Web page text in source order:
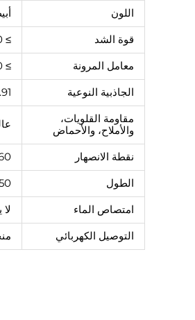
اللون
قوة الشد ≥ 450 ميجا باسكال
معامل المرونة ≥ 4000 ميجا باسكال
الجاذبية النوعية
مقاومة القلويات،
والأملاح، والأحماض
نقطة الانصهار °C
الطول 50 مم،
امتصاص الماء
التوصيل الكهربائي